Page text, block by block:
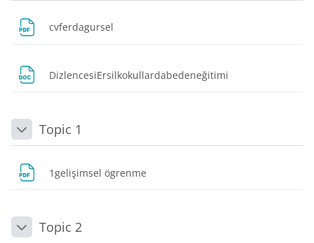
cvferdagursel
DizlencesiErsilkokullardabedeneğitimi
DaraltTopic 1
1gelişimsel ögrenme
DaraltTopic 2